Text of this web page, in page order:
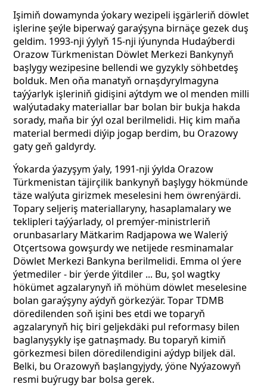
Işimiň dowamynda ýokary wezipeli işgärleriň döwlet
işlerine şeýle biperwaý garaýşyna birnäçe gezek duş
geldim. 1993-nji ýylyň 15-nji iýunynda Hudaýberdi
Orazow Türkmenistan Döwlet Merkezi Bankynyň
başlygy wezipesine bellendi we gyzykly söhbetdeş
bolduk. Men oňa manatyň ornaşdyrylmagyna
taýýarlyk işleriniň gidişini aýtdym we ol menden milli
walýutadaky materiallar bar bolan bir bukja hakda
sorady, maňa bir ýyl ozal berilmelidi. Hiç kim maňa
material bermedi diýip jogap berdim, bu Orazowy
gaty geň galdyrdy.
Ýokarda ýazyşym ýaly, 1991-nji ýylda Orazow
Türkmenistan täjirçilik bankynyň başlygy hökmünde
täze walýuta girizmek meselesini hem öwrenýärdi.
Topary seljeriş materiallaryny, hasaplamalary we
teklipleri taýýarlady, ol premýer-ministrleriň
orunbasarlary Mätkarim Radjapowa we Waleriý
Otçertsowa gowşurdy we netijede resminamalar
Döwlet Merkezi Bankyna berilmelidi. Emma ol ýere
ýetmediler - bir ýerde ýitdiler ... Bu, şol wagtky
hökümet agzalarynyň iň möhüm döwlet meselesine
bolan garaýşyny aýdyň görkezýär. Topar TDMB
döredilenden soň işini bes etdi we toparyň
agzalarynyň hiç biri geljekdäki pul reformasy bilen
baglanyşykly işe gatnaşmady. Bu toparyň kimiň
görkezmesi bilen döredilendigini aýdyp biljek däl.
Belki, bu Orazowyň başlangyjydy, ýöne Nyýazowyň
resmi buýrugy bar bolsa gerek.